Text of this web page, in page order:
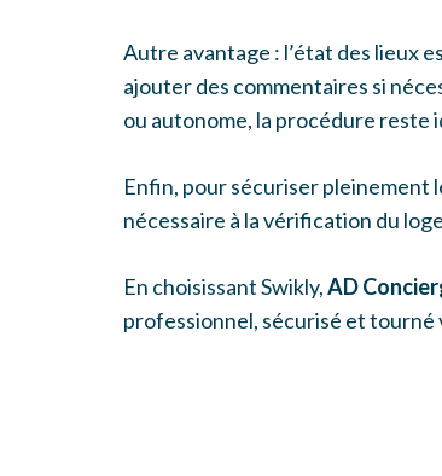
Autre avantage : l’état des lieux
ajouter des commentaires si
ou autonome, la procédure reste
Enfin, pour sécuriser pleinement
nécessaire à la vérification du
En choisissant Swikly,AD
professionnel, sécurisé et tourné